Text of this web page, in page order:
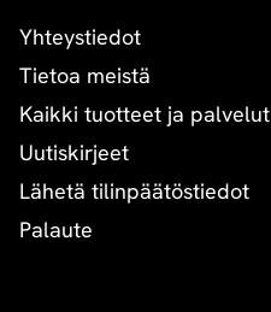
Yhteystiedot
Tietoa meistä
Kaikki tuotteet ja palvelut
Uutiskirjeet
Lähetä tilinpäätöstiedot
Palaute